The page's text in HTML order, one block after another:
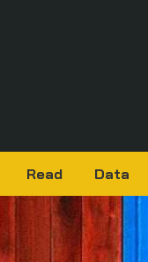
Read Data